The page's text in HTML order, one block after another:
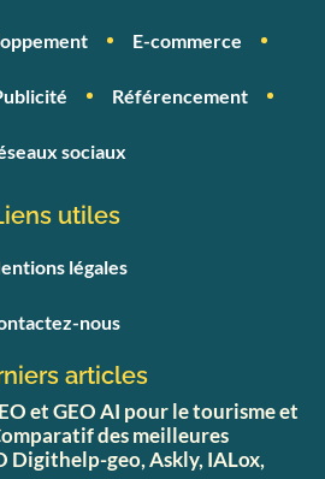
E-commerce
Référencement
sociaux
utiles
légales
nous
articles
et GEO AI pour le tourisme et
des meilleures
Digithelp-geo, Askly, IALox,